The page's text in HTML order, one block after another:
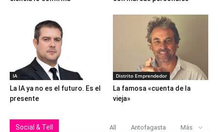
IA
La IA ya no es el futuro. Es el
presente
Distrito Emprendedor
La famosa «cuenta de la
vieja»
Social & Tell All Antofagasta Más